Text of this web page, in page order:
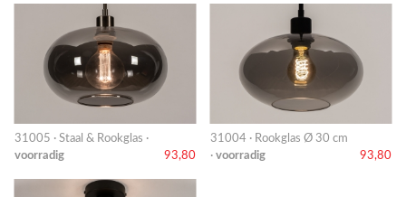
31005 · Staal & Rookglas ·
voorradig
93,80
31004 · Rookglas Ø 30 cm
· voorradig 93,80